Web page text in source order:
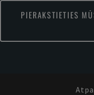
PIERAKSTIETIES